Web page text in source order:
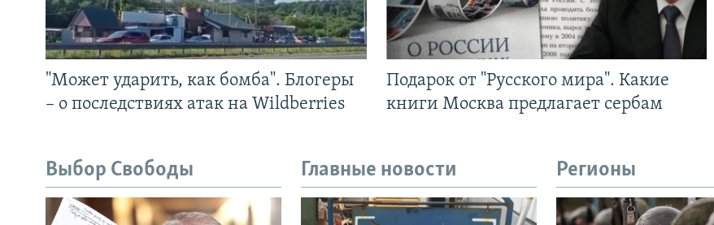
"Может ударить, как бомба". Блогеры
– о последствиях атак на Wildberries
Подарок от "Русского мира". Какие
книги Москва предлагает сербам
Выбор Свободы Главные новости Регионы